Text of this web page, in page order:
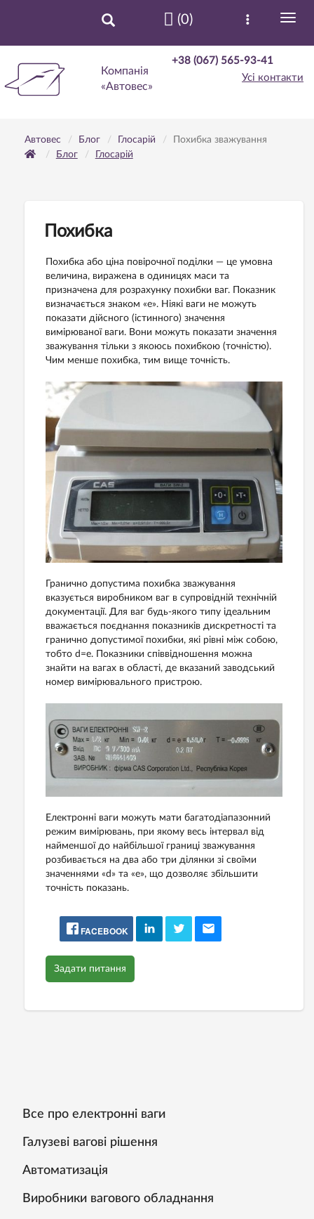
Компанія
«Автовес»
+38 (067) 565-93-41
Усі контакти
(0)
Автовес Блог Глосарій
Похибка зважування
Блог
Глосарій
Похибка
Похибка або ціна повірочної поділки — це умовна
величина, виражена в одиницях маси та
призначена для розрахунку похибки ваг. Показник
визначається знаком «е». Ніякі ваги не можуть
показати дійсного (істинного) значення
вимірюваної ваги. Вони можуть показати значення
зважування тільки з якоюсь похибкою (точністю).
Чим менше похибка, тим вище точність.
Гранично допустима похибка зважування
вказується виробником ваг в супровідній технічній
документації. Для ваг будь-якого типу ідеальним
вважається поєднання показників дискретності та
гранично допустимої похибки, які рівні між собою,
тобто d=е. Показники співвідношення можна
знайти на вагах в області, де вказаний заводський
номер вимірювального пристрою.
Електронні ваги можуть мати багатодіапазонний
режим вимірювань, при якому весь інтервал від
найменшої до найбільшої границі зважування
розбивається на два або три ділянки зі своїми
значеннями «d» та «e», що дозволяє збільшити
точність показань.
FACEBOOK
Задати питання
Все про електронні ваги
Галузеві вагові рішення
Автоматизація
Виробники вагового обладнання